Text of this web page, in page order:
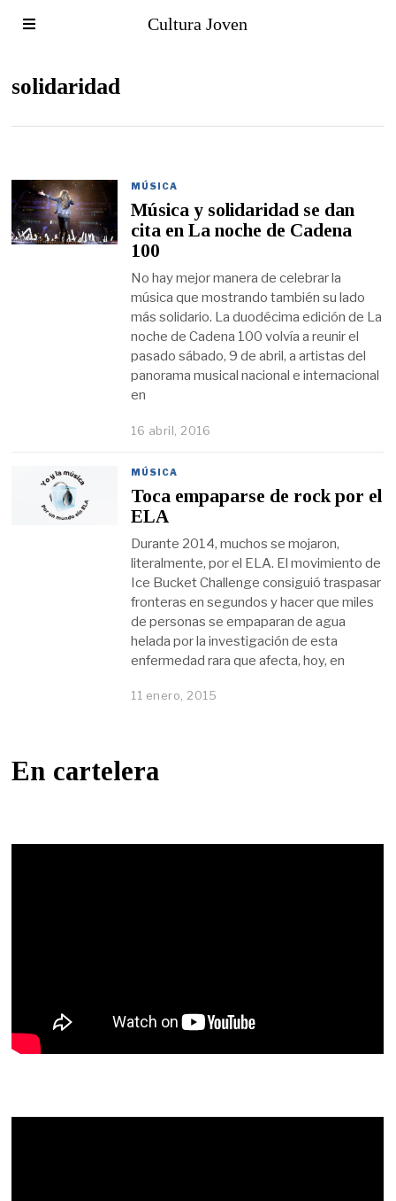
Cultura Joven
solidaridad
MÚSICA
Música y solidaridad se dan
cita en La noche de Cadena
100
No hay mejor manera de celebrar la
música que mostrando también su lado
más solidario. La duodécima edición de La
noche de Cadena 100 volvía a reunir el
pasado sábado, 9 de abril, a artistas del
panorama musical nacional e internacional
en
16 abril, 2016
MÚSICA
Toca empaparse de rock por el
ELA
Durante 2014, muchos se mojaron,
literalmente, por el ELA. El movimiento de
Ice Bucket Challenge consiguió traspasar
fronteras en segundos y hacer que miles
de personas se empaparan de agua
helada por la investigación de esta
enfermedad rara que afecta, hoy, en
11 enero, 2015
En cartelera